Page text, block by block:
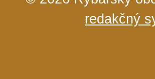
redakčný